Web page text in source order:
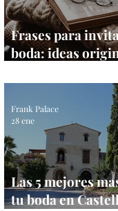
Frases para
boda: ideas
Las 5 mejores
tu boda en
Frank Palace
28 ene